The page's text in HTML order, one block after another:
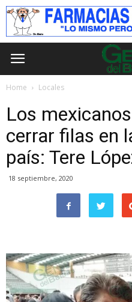
Home Locales
Los
cerrar filas en
país: Tere
18 septiembre, 2020